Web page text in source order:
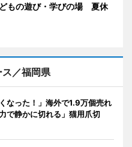
もの遊び・学びの場 夏休
／福岡県
なった！」海外で1.9万個売れ
で静かに切れる」猫用爪切